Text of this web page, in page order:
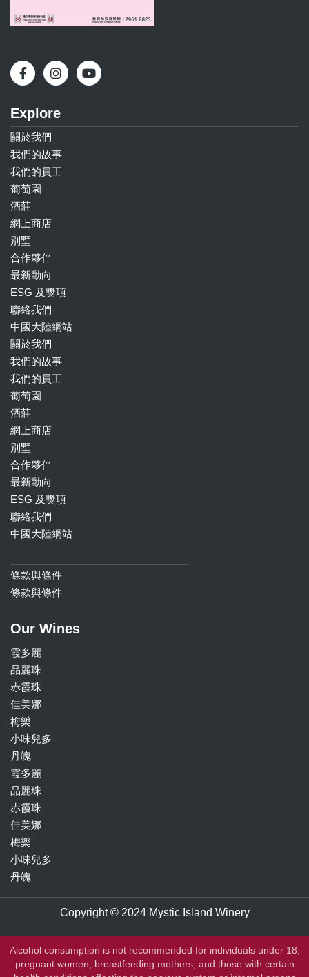
Explore
關於我們
我們的故事
我們的員工
葡萄園
酒莊
網上商店
別墅
合作夥伴
最新動向
ESG 及獎項
聯絡我們
中國大陸網站
關於我們
我們的故事
我們的員工
葡萄園
酒莊
網上商店
別墅
合作夥伴
最新動向
ESG 及獎項
聯絡我們
中國大陸網站
條款與條件
條款與條件
Our Wines
霞多麗
品麗珠
赤霞珠
佳美娜
梅樂
小味兒多
丹魄
霞多麗
品麗珠
赤霞珠
佳美娜
梅樂
小味兒多
丹魄
Copyright © 2024 Mystic Island Winery
Alcohol consumption is not recommended for individuals under 18,
pregnant women, breastfeeding mothers, and those with certain